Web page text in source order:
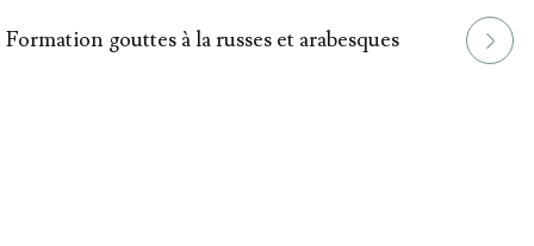
Formation gouttes à la russes et arabesques